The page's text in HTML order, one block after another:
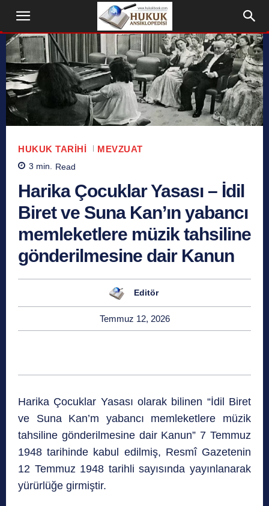
HUKUK TARIHI MEVZUAT
3 min. Read
Harika Çocuklar Yasası – İdil
Biret ve Suna Kan’ın yabancı
memleketlere müzik tahsiline
gönderilmesine dair Kanun
Editör
Temmuz 12, 2026
Harika Çocuklar Yasası olarak bilinen “İdil Biret
ve Suna Kan’m yabancı memleketlere müzik
tahsiline gönderilmesine dair Kanun” 7 Temmuz
1948 tarihinde kabul edilmiş, Resmî Gazetenin
12 Temmuz 1948 tarihli sayısında yayınlanarak
yürürlüğe girmiştir.